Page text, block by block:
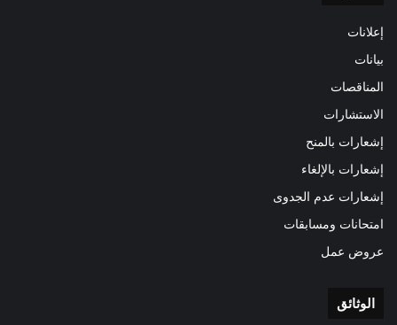
إعلانات
بيانات
المناقصات
الاستشارات
إشعارات بالمنح
إشعارات بالإلغاء
إشعارات عدم الجدوى
امتحانات ومسابقات
عروض عمل
الوثائق